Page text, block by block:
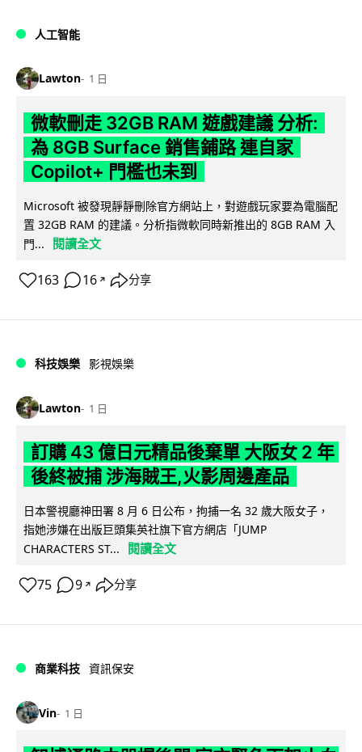
人工智能
Lawton 1 日
微軟刪走 32GB RAM 遊戲建議 分析:
為 8GB Surface 銷售鋪路 連自家
Copilot+ 門檻也未到
Microsoft 被發現靜靜刪除官方網站上，對遊戲玩家要為電腦配
置 32GB RAM 的建議。分析指微軟同時新推出的 8GB RAM 入
門...
閱讀全文
163 16 ↗ 分享
科技娛樂 影視娛樂
Lawton 1 日
訂購 43 億日元精品後棄單 大阪女 2 年
後終被捕 涉海賊王,火影周邊產品
日本警視廳神田署 8 月 6 日公布，拘捕一名 32 歲大阪女子，
指她涉嫌在出版巨頭集英社旗下官方網店「JUMP
CHARACTERS ST...
閱讀全文
75 9 ↗ 分享
商業科技 資訊保安
Vin 1 日